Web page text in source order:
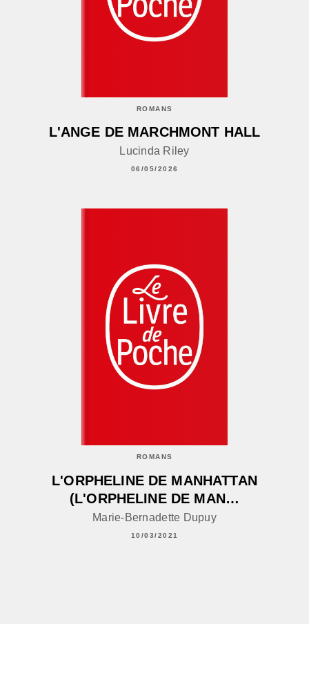
ROMANS
L'ANGE DE MARCHMONT HALL
Lucinda Riley
06/05/2026
ROMANS
L'ORPHELINE DE MANHATTAN
(L'ORPHELINE DE MAN…
Marie-Bernadette Dupuy
10/03/2021